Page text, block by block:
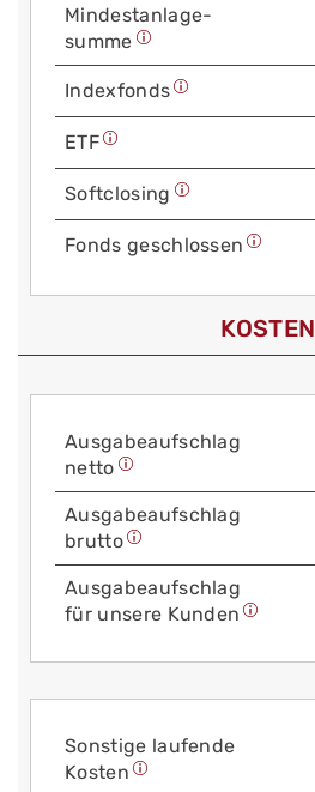
Mindest­anlage­
summe
Index­fonds
ETF
Soft­closing
Fonds geschlossen
KOSTEN
Aus­gabe­auf­schlag
netto
Aus­gabe­auf­schlag
brutto
Aus­gabe­auf­schlag
für unsere Kunden
Sonstige laufende
Kosten